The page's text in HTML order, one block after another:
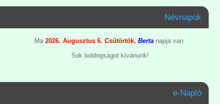
Névnapok
Ma 2026. Augusztus 6. Csütörtök, Berta napja van.
Sok boldogságot kívánunk!
e-Napló